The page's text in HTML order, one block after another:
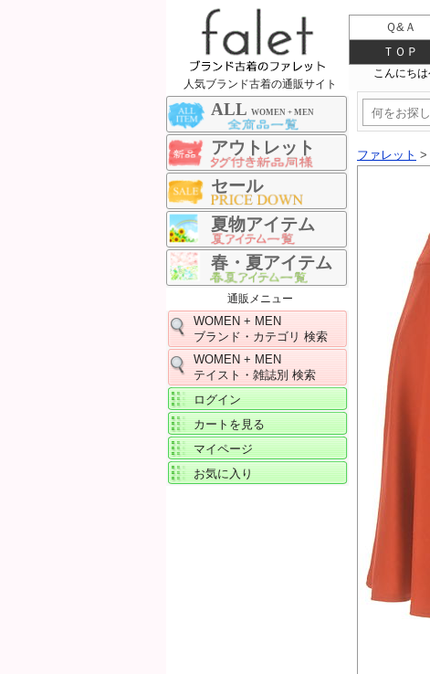
人気ブランド古着の通販サイト
ALL WOMEN + MEN
アウトレット
セール
夏物アイテム
春・夏アイテム
通販メニュー
WOMEN + MEN
ブランド・カテゴリ 検索
WOMEN + MEN
テイスト・雑誌別 検索
ログイン
カートを見る
マイページ
お気に入り
ファレット >
Ｑ&Ａ
ＴＯＰ